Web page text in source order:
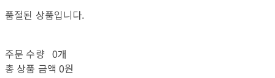
품절된 상품입니다.
주문 수량 0개
총 상품 금액 0원